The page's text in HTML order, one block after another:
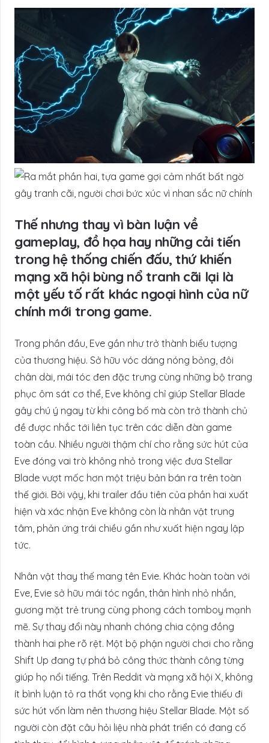
Thế nhưng thay vì bàn luận về
gameplay, đồ họa hay những cải tiến
trong hệ thống chiến đấu, thứ khiến
mạng xã hội bùng nổ tranh cãi lại là
một yếu tố rất khác ngoại hình của nữ
chính mới trong game.
Trong phần đầu, Eve gần như trở thành biểu tượng
của thương hiệu. Sở hữu vóc dáng nóng bỏng, đôi
chân dài, mái tóc đen đặc trưng cùng những bộ trang
phục ôm sát cơ thể, Eve không chỉ giúp Stellar Blade
gây chú ý ngay từ khi công bố mà còn trở thành chủ
đề được nhắc tới liên tục trên các diễn đàn game
toàn cầu. Nhiều người thậm chí cho rằng sức hút của
Eve đóng vai trò không nhỏ trong việc đưa Stellar
Blade vượt mốc hơn một triệu bản bán ra trên toàn
thế giới. Bởi vậy, khi trailer đầu tiên của phần hai xuất
hiện và xác nhận Eve không còn là nhân vật trung
tâm, phản ứng trái chiều gần như xuất hiện ngay lập
tức.
Nhân vật thay thế mang tên Evie. Khác hoàn toàn với
Eve, Evie sở hữu mái tóc ngắn, thân hình nhỏ nhắn,
gương mặt trẻ trung cùng phong cách tomboy mạnh
mẽ. Sự thay đổi này nhanh chóng chia cộng đồng
thành hai phe rõ rệt. Một bộ phận người chơi cho rằng
Shift Up đang tự phá bỏ công thức thành công từng
giúp họ nổi tiếng. Trên Reddit và mạng xã hội X, không
ít bình luận tỏ ra thất vọng khi cho rằng Evie thiếu đi
sức hút vốn làm nên thương hiệu Stellar Blade. Một số
người còn đặt câu hỏi liệu nhà phát triển có đang cố